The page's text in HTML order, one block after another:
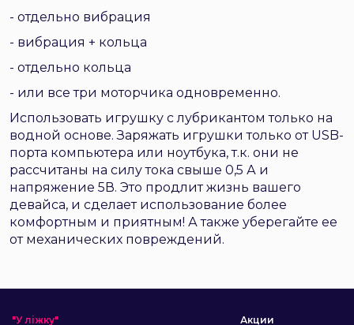
- отдельно вибрация
- вибрация + кольца
- отдельно кольца
- или все три моторчика одновременно.
Использовать игрушку с лубрикантом только на
водной основе. Заряжать игрушки только от USB-
порта компьютера или ноутбука, т.к. они не
рассчитаны на силу тока свыше 0,5 А и
напряжение 5В. Это продлит жизнь вашего
девайса, и сделает использование более
комфортным и приятным! А также уберегайте ее
от механических повреждений.
"У ліжку"
Акции